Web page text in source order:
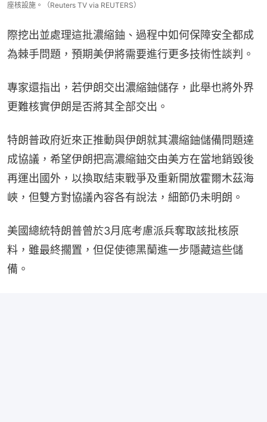
座核設施。（Reuters TV via REUTERS）
際挖出並處理這批濃縮鈾、過程中如何保障安全都成
為棘手問題，預期美伊將需要進行更多技術性談判。
專家還指出，若伊朗交出濃縮鈾儲存，此舉也將外界
更難核實伊朗是否將其全部交出。
特朗普政府近來正推動與伊朗就其濃縮鈾儲備問題達
成協議，希望伊朗把高濃縮鈾交由美方在當地銷毀後
再運出國外，以換取結束戰爭及重新開放霍爾木茲海
峽，但雙方對協議內容各有說法，細節仍未明朗。
美國總統特朗普曾於3月底考慮派兵奪取該批核原
料，雖最終擱置，但促使德黑蘭進一步隱藏這些儲
備。